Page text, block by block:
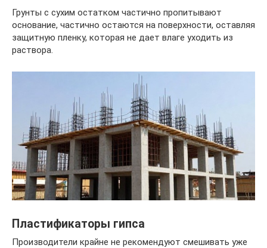
Грунты с сухим остатком частично пропитывают
основание, частично остаются на поверхности, оставляя
защитную пленку, которая не дает влаге уходить из
раствора.
Пластификаторы гипса
Производители крайне не рекомендуют смешивать уже